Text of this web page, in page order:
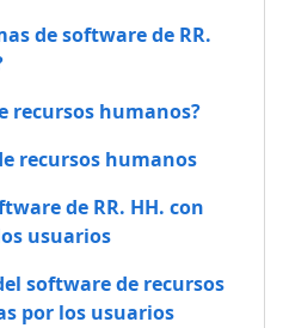
de software de RR.
recursos humanos?
recursos humanos
de RR. HH. con
usuarios
software de recursos
por los usuarios